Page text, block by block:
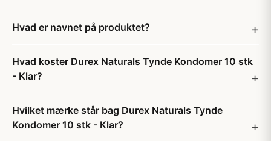
Hvad er navnet på produktet?
Hvad koster Durex Naturals Tynde Kondomer 10 stk
- Klar?
Hvilket mærke står bag Durex Naturals Tynde
Kondomer 10 stk - Klar?